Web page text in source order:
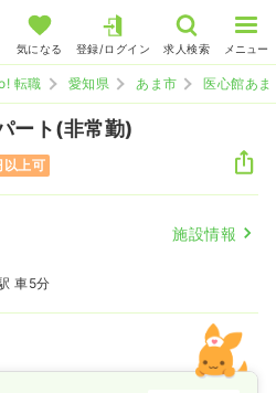
気になる 登録/ログイン 求人検索 メニュー
転職 愛知県 あま市 医心館あま
ート(非常勤)
上可
施設情報
車5分